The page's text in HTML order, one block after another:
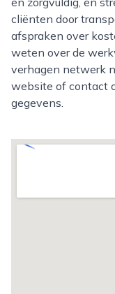
cliënten door
afspraken over
weten over de
verhagen netwerk
website of contact
gegevens.